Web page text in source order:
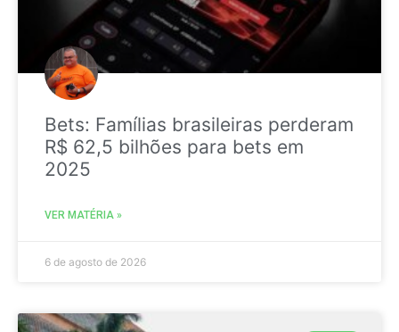
Bets: Famílias brasileiras perderam
R$ 62,5 bilhões para bets em
2025
VER MATÉRIA »
6 de agosto de 2026